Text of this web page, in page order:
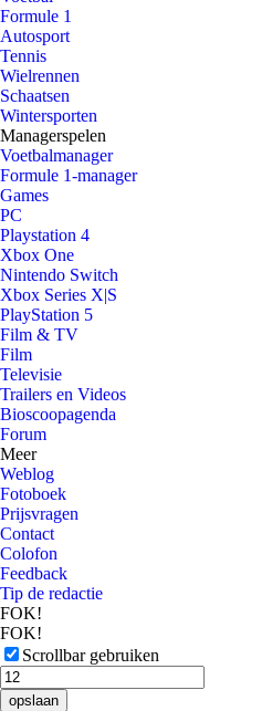
Formule 1
Autosport
Tennis
Wielrennen
Schaatsen
Wintersporten
Managerspelen
Voetbalmanager
Formule 1-manager
Games
PC
Playstation 4
Xbox One
Nintendo Switch
Xbox Series X|S
PlayStation 5
Film & TV
Film
Televisie
Trailers en Videos
Bioscoopagenda
Forum
Meer
Weblog
Fotoboek
Prijsvragen
Contact
Colofon
Feedback
Tip de redactie
FOK!
FOK!
Scrollbar gebruiken
opslaan